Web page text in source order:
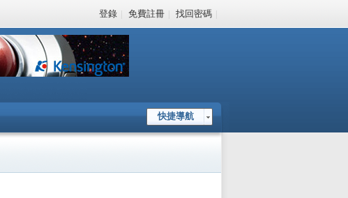
登錄 | 免費註冊 | 找回密碼 |
快捷導航